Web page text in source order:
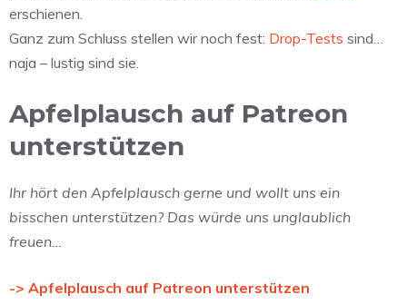
erschienen.
Ganz zum Schluss stellen wir noch fest: Drop-Tests sind…
naja – lustig sind sie.
Apfelplausch auf Patreon
unterstützen
Ihr hört den Apfelplausch gerne und wollt uns ein
bisschen unterstützen? Das würde uns unglaublich
freuen…
-> Apfelplausch auf Patreon unterstützen